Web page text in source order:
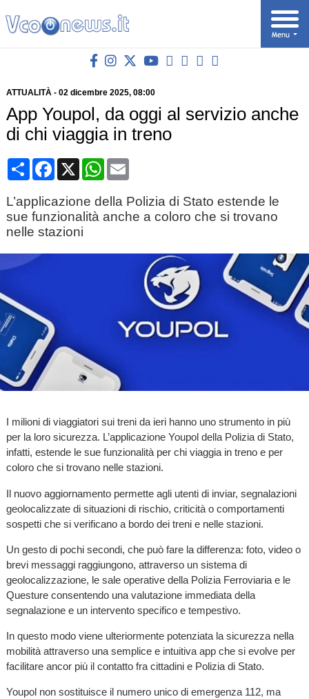
ATTUALITÀ- 02 dicembre 2025, 08:00
App Youpol, da oggi al servizio anche
di chi viaggia in treno
CondividiFacebook
X WhatsApp
Email
L’applicazione della Polizia di Stato estende le
sue funzionalità anche a coloro che si trovano
nelle stazioni
I milioni di viaggiatori sui treni da ieri hanno uno strumento in più
per la loro sicurezza. L’applicazione Youpol della Polizia di Stato,
infatti, estende le sue funzionalità per chi viaggia in treno e per
coloro che si trovano nelle stazioni.
Il nuovo aggiornamento permette agli utenti di inviar, segnalazioni
geolocalizzate di situazioni di rischio, criticità o comportamenti
sospetti che si verificano a bordo dei treni e nelle stazioni.
Un gesto di pochi secondi, che può fare la differenza: foto, video o
brevi messaggi raggiungono, attraverso un sistema di
geolocalizzazione, le sale operative della Polizia Ferroviaria e le
Questure consentendo una valutazione immediata della
segnalazione e un intervento specifico e tempestivo.
In questo modo viene ulteriormente potenziata la sicurezza nella
mobilità attraverso una semplice e intuitiva app che si evolve per
facilitare ancor più il contatto fra cittadini e Polizia di Stato.
Youpol non sostituisce il numero unico di emergenza 112, ma